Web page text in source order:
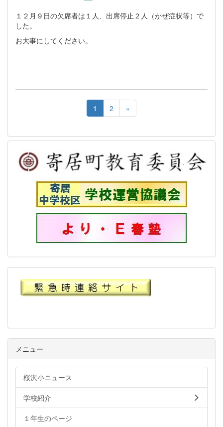
１２月９日の欠席者は１人、出席停止２人（かぜ症状等）で
した。
お大事にしてください。
1 2 »
メニュー
桜沢小ニュース
学校紹介
１年生のページ